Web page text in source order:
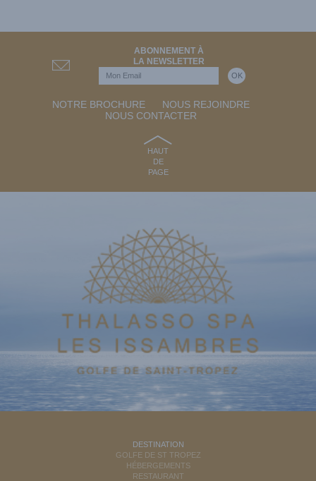
ABONNEMENT À
LA NEWSLETTER
NOTRE BROCHURE
NOUS REJOINDRE
NOUS CONTACTER
HAUT
DE
PAGE
DESTINATION
GOLFE DE ST TROPEZ
HÉBERGEMENTS
RESTAURANT